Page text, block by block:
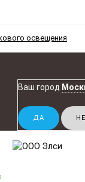
освещения
Ваш город